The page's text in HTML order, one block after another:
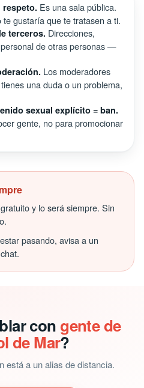
Es una sala pública.
gustaría que te tratasen a ti.
terceros. Direcciones,
de otras personas —
Los moderadores
una duda o un problema,
sexual explícito = ban.
gente, no para promocionar
y lo será siempre. Sin
pasando, avisa a un
con gente de
de Mar?
está a un alias de distancia.